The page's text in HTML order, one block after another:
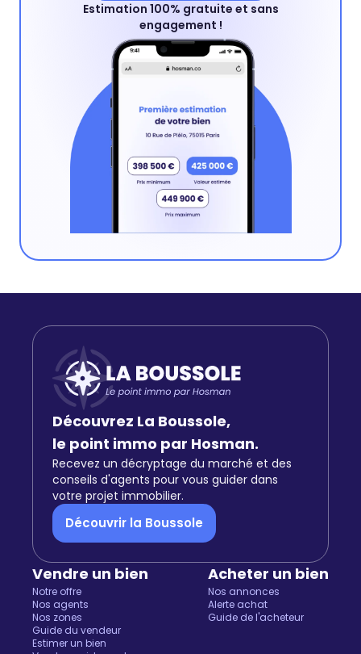
Estimation 100% gratuite et sans
engagement !
Découvrez La Boussole,
le point immo par Hosman.
Recevez un décryptage du marché et des
conseils d'agents pour vous guider dans
votre projet immobilier.
Découvrir la Boussole
Vendre un bien
Notre offre
Nos agents
Nos zones
Guide du vendeur
Estimer un bien
Acheter un bien
Nos annonces
Alerte achat
Guide de l'acheteur